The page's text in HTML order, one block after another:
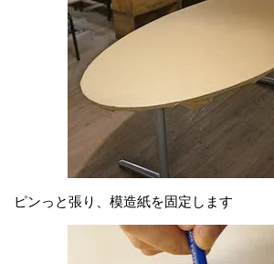
ピンっと張り、模造紙を固定します